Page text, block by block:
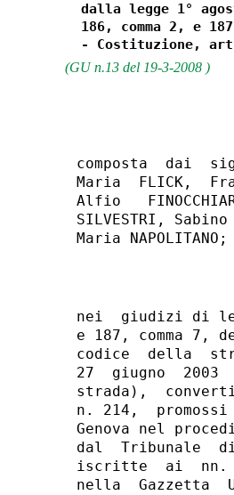
dalla legge 1°
186, comma 2, e
(GU n.13 del 19-3-2008 )
composta  dai
Maria  FLICK,
Alfio
SILVESTRI, Sabino
nei  giudizi di
e 187, comma 7,
codice  della
27  giugno
strada),
n. 214,
Genova nel
dal  Tribunale
iscritte  ai  nn.
nella  Gazzetta